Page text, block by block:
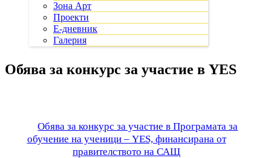
Зона Арт
Проекти
Е-дневник
Галерия
Обява за конкурс за участие в YES
Обява за конкурс за участие в Програмата за
обучение на ученици – YES, финансирана от
правителството на САЩ